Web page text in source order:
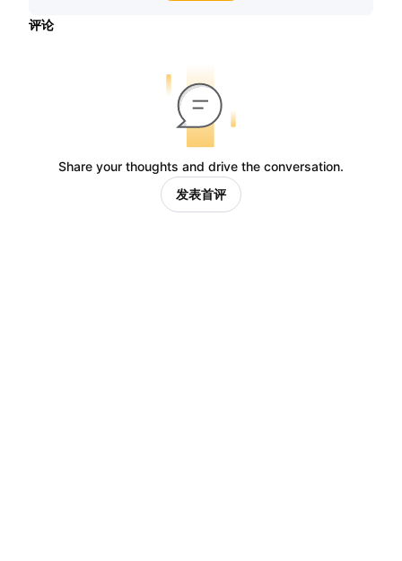
评论
Share your thoughts and drive the conversation.
发表首评